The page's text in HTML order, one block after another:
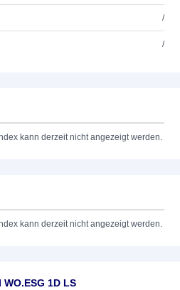
/
/
kann derzeit nicht angezeigt werden.
kann derzeit nicht angezeigt werden.
1D LS